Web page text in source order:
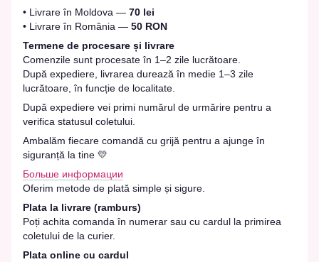
• Livrare în Moldova — 70 lei
• Livrare în România — 50 RON
Termene de procesare și livrare
Comenzile sunt procesate în 1–2 zile lucrătoare.
După expediere, livrarea durează în medie 1–3 zile
lucrătoare, în funcție de localitate.
După expediere vei primi numărul de urmărire pentru a
verifica statusul coletului.
Ambalăm fiecare comandă cu grijă pentru a ajunge în
siguranță la tine 💛
Больше информации
Oferim metode de plată simple și sigure.
Plata la livrare (ramburs)
Poți achita comanda în numerar sau cu cardul la primirea
coletului de la curier.
Plata online cu cardul